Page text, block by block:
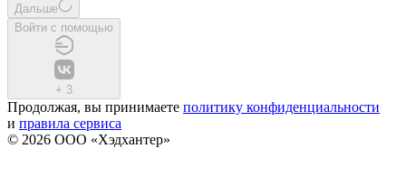
Дальше
Войти с помощью
+ 3
Продолжая, вы принимаете политику конфиденциальности
и правила сервиса
© 2026 ООО «Хэдхантер»